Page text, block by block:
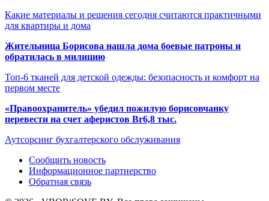
Какие материалы и решения сегодня считаются практичными
для квартиры и дома
Жительница Борисова нашла дома боевые патроны и
обратилась в милицию
Топ-6 тканей для детской одежды: безопасность и комфорт на
первом месте
«Правоохранитель» убедил пожилую борисовчанку
перевести на счет аферистов Br6,8 тыс.
Аутсорсинг бухгалтерского обслуживания
Сообщить новость
Информационное партнерство
Обратная связь